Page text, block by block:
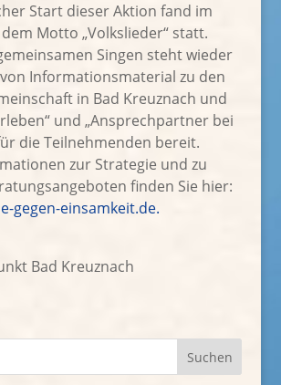
Start dieser Aktion fand im
Motto „Volkslieder“ statt.
Singen steht wieder
Informationsmaterial zu den
in Bad Kreuznach und
und „Ansprechpartner bei
die Teilnehmenden bereit.
zur Strategie und zu
finden Sie hier:
gegen-einsamkeit.de.
Bad Kreuznach